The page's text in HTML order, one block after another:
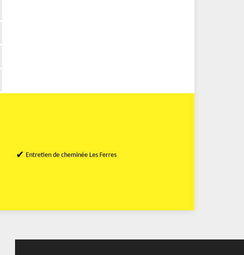
Entretien de cheminée Les Ferres